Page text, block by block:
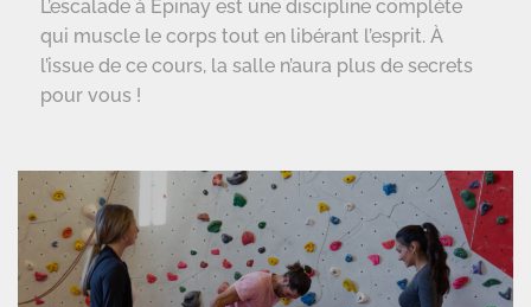
L’escalade à Épinay est une discipline complète
qui muscle le corps tout en libérant l’esprit. À
l’issue de ce cours, la salle n’aura plus de secrets
pour vous !